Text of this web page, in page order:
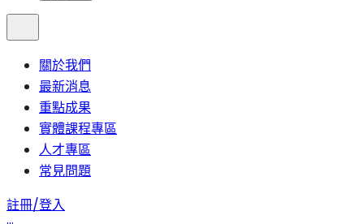
關於我們
最新消息
重點成果
實體課程專區
人才專區
常見問題
註冊/登入